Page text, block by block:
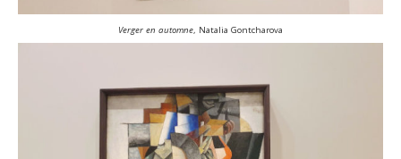
Verger en automne, Natalia Gontcharova